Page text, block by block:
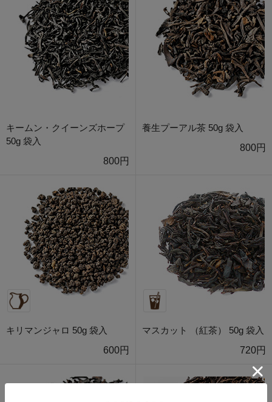
キームン・クイーンズホープ
50g 袋入
800円
養生プーアル茶 50g 袋入
800円
キリマンジャロ 50g 袋入
600円
マスカット （紅茶） 50g 袋入
720円